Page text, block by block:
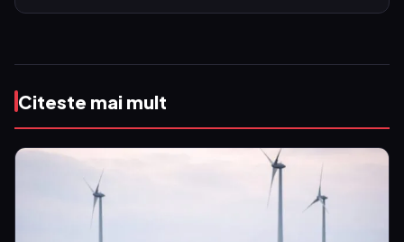
Citeste mai mult